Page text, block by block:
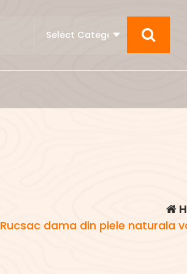
Rucsac dama din piele naturala